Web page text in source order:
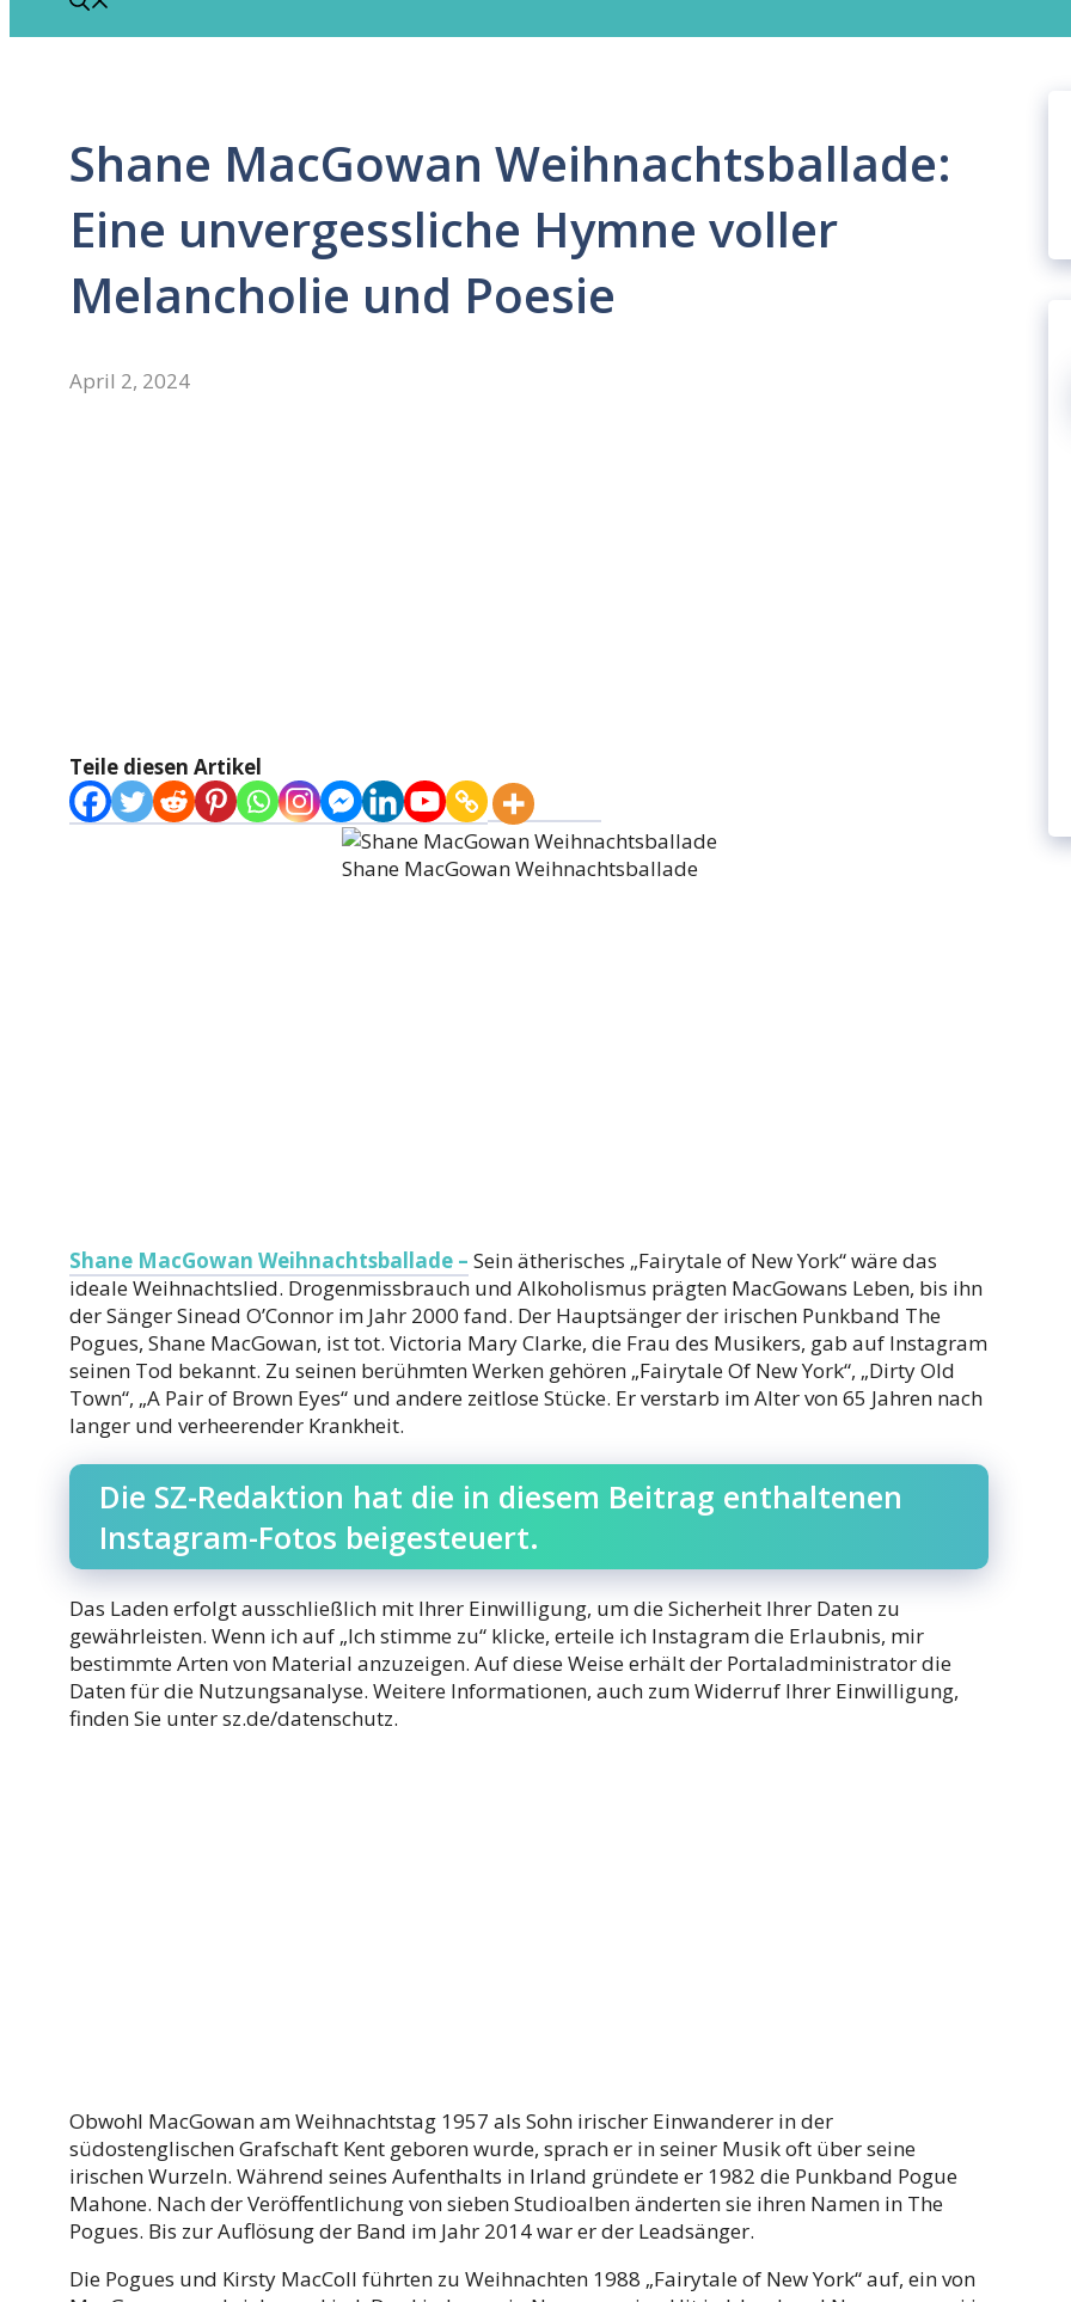
Shane MacGowan Weihnachtsballade:
Eine unvergessliche Hymne voller
Melancholie und Poesie
April 2, 2024
Teile diesen Artikel
Shane MacGowan Weihnachtsballade
Shane MacGowan Weihnachtsballade – Sein ätherisches „Fairytale of New York“ wäre das
ideale Weihnachtslied. Drogenmissbrauch und Alkoholismus prägten MacGowans Leben, bis ihn
der Sänger Sinead O’Connor im Jahr 2000 fand. Der Hauptsänger der irischen Punkband The
Pogues, Shane MacGowan, ist tot. Victoria Mary Clarke, die Frau des Musikers, gab auf Instagram
seinen Tod bekannt. Zu seinen berühmten Werken gehören „Fairytale Of New York“, „Dirty Old
Town“, „A Pair of Brown Eyes“ und andere zeitlose Stücke. Er verstarb im Alter von 65 Jahren nach
langer und verheerender Krankheit.
Die SZ-Redaktion hat die in diesem Beitrag enthaltenen
Instagram-Fotos beigesteuert.
Das Laden erfolgt ausschließlich mit Ihrer Einwilligung, um die Sicherheit Ihrer Daten zu
gewährleisten. Wenn ich auf „Ich stimme zu“ klicke, erteile ich Instagram die Erlaubnis, mir
bestimmte Arten von Material anzuzeigen. Auf diese Weise erhält der Portaladministrator die
Daten für die Nutzungsanalyse. Weitere Informationen, auch zum Widerruf Ihrer Einwilligung,
finden Sie unter sz.de/datenschutz.
Obwohl MacGowan am Weihnachtstag 1957 als Sohn irischer Einwanderer in der
südostenglischen Grafschaft Kent geboren wurde, sprach er in seiner Musik oft über seine
irischen Wurzeln. Während seines Aufenthalts in Irland gründete er 1982 die Punkband Pogue
Mahone. Nach der Veröffentlichung von sieben Studioalben änderten sie ihren Namen in The
Pogues. Bis zur Auflösung der Band im Jahr 2014 war er der Leadsänger.
Die Pogues und Kirsty MacColl führten zu Weihnachten 1988 „Fairytale of New York“ auf, ein von